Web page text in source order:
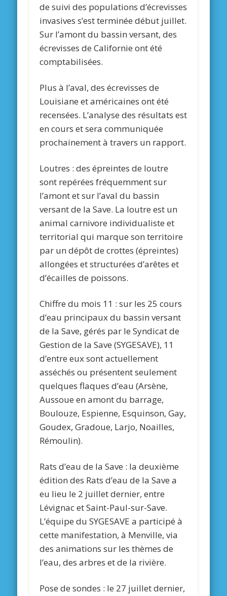
de suivi des populations d’écrevisses
invasives s’est terminée début juillet.
Sur l’amont du bassin versant, des
écrevisses de Californie ont été
comptabilisées.
Plus à l’aval, des écrevisses de
Louisiane et américaines ont été
recensées. L’analyse des résultats est
en cours et sera communiquée
prochainement à travers un rapport.
Loutres :des épreintes de loutre
sont repérées fréquemment sur
l’amont et sur l’aval du bassin
versant de la Save. La loutre est un
animal carnivore individualiste et
territorial qui marque son territoire
par un dépôt de crottes (épreintes)
allongées et structurées d’arêtes et
d’écailles de poissons.
Chiffre du mois 11 :sur les 25 cours
d’eau principaux du bassin versant
de la Save, gérés par le Syndicat de
Gestion de la Save (SYGESAVE), 11
d’entre eux sont actuellement
asséchés ou présentent seulement
quelques flaques d’eau (Arsène,
Aussoue en amont du barrage,
Boulouze, Espienne, Esquinson, Gay,
Goudex, Gradoue, Larjo, Noailles,
Rémoulin).
Rats d’eau de la Save : la deuxième
édition des Rats d’eau de la Save a
eu lieu le 2 juillet dernier, entre
Lévignac et Saint-Paul-sur-Save.
L’équipe du SYGESAVE a participé à
cette manifestation, à Menville, via
des animations sur les thèmes de
l’eau, des arbres et de la rivière.
Pose de sondes : le 27 juillet dernier,